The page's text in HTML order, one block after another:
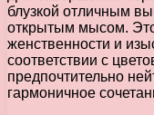
блузкой отличным
открытым мысом.
женственности и
соответствии с
предпочтительно
гармоничное